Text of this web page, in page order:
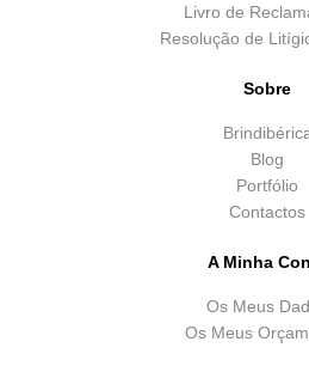
Livro de
Resolução de
Sobre
Blog
Portfólio
Contactos
A Minha
Os Meus
Os Meus